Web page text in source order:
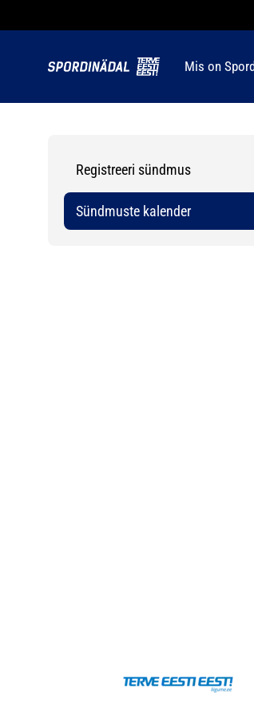
Mis on
Registreeri sündmus
Sündmuste kalender